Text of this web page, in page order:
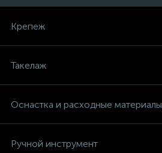
Крепеж
Такелаж
Оснастка и расходные материалы
Ручной инструмент